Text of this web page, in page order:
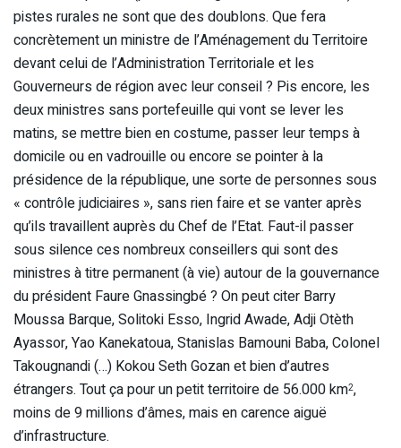
pistes rurales ne sont que des doublons. Que fera
concrètement un ministre de l’Aménagement du Territoire
devant celui de l’Administration Territoriale et les
Gouverneurs de région avec leur conseil ? Pis encore, les
deux ministres sans portefeuille qui vont se lever les
matins, se mettre bien en costume, passer leur temps à
domicile ou en vadrouille ou encore se pointer à la
présidence de la république, une sorte de personnes sous
« contrôle judiciaires », sans rien faire et se vanter après
qu’ils travaillent auprès du Chef de l’Etat. Faut-il passer
sous silence ces nombreux conseillers qui sont des
ministres à titre permanent (à vie) autour de la gouvernance
du président Faure Gnassingbé ? On peut citer Barry
Moussa Barque, Solitoki Esso, Ingrid Awade, Adji Otèth
Ayassor, Yao Kanekatoua, Stanislas Bamouni Baba, Colonel
Takougnandi (…) Kokou Seth Gozan et bien d’autres
étrangers. Tout ça pour un petit territoire de 56.000 km2,
moins de 9 millions d’âmes, mais en carence aiguë
d’infrastructure.